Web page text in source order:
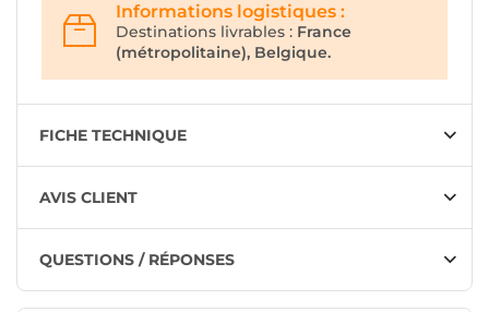
Informations logistiques :
Destinations livrables : France
(métropolitaine), Belgique.
FICHE TECHNIQUE
AVIS CLIENT
QUESTIONS / RÉPONSES